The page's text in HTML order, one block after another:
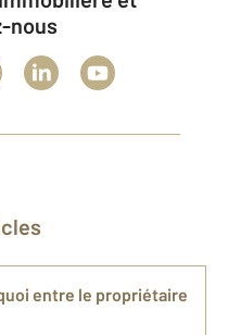
nous
entre le propriétaire